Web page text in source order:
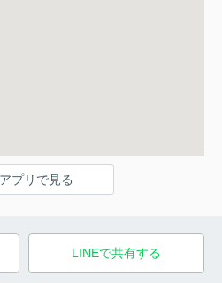
プリで見る
LINEで共有する